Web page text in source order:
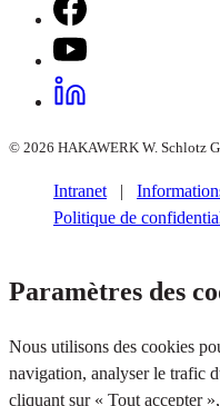
© 2026 HAKAWERK W. Schlotz
Intranet |
Politique de
Paramètres des
Nous utilisons des cookies
navigation, analyser le trafic
cliquant sur « Tout accepter